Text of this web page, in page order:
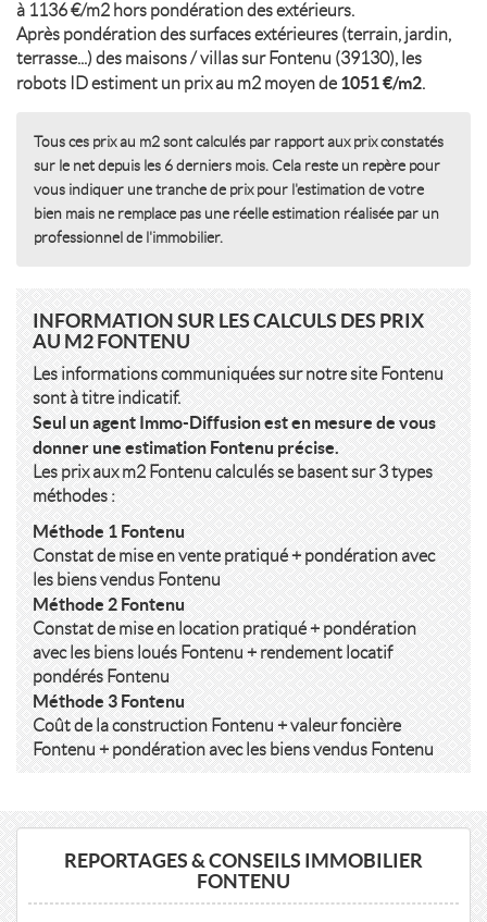
à 1136 €/m2 hors pondération des extérieurs.
Après pondération des surfaces extérieures (terrain, jardin,
terrasse...) des maisons / villas sur Fontenu (39130), les
robots ID estiment un prix au m2 moyen de 1051 €/m2.
Tous ces prix au m2 sont calculés par rapport aux prix constatés
sur le net depuis les 6 derniers mois. Cela reste un repère pour
vous indiquer une tranche de prix pour l'estimation de votre
bien mais ne remplace pas une réelle estimation réalisée par un
professionnel de l'immobilier.
INFORMATION SUR LES CALCULS DES PRIX
AU M2 FONTENU
Les informations communiquées sur notre site Fontenu
sont à titre indicatif.
Seul un agent Immo-Diffusion est en mesure de vous
donner une estimation Fontenu précise.
Les prix aux m2 Fontenu calculés se basent sur 3 types
méthodes :
Méthode 1 Fontenu
Constat de mise en vente pratiqué + pondération avec
les biens vendus Fontenu
Méthode 2 Fontenu
Constat de mise en location pratiqué + pondération
avec les biens loués Fontenu + rendement locatif
pondérés Fontenu
Méthode 3 Fontenu
Coût de la construction Fontenu + valeur foncière
Fontenu + pondération avec les biens vendus Fontenu
REPORTAGES & CONSEILS IMMOBILIER
FONTENU